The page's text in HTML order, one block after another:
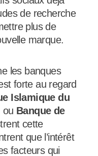
de recherche
plus de
marque.
les banques
forte au regard
Islamique du
ou Banque de
cette
que l’intérêt
facteurs qui